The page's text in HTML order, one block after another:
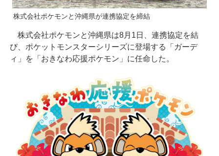
株式会社ポケモンと沖縄県が連携協定を締結
株式会社ポケモンと沖縄県は8月1日、連携協定を結
び、ポケットモンスターシリーズに登場する「ガーデ
ィ」を「おきなわ応援ポケモン」に任命した。